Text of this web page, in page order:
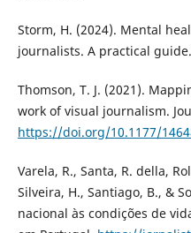
Storm, H. (2024). Mental
journalists. A practical
Thomson, T. J. (2021).
work of visual journalism.
https://doi.org/10.1177/
Varela, R., Santa, R. della,
Silveira, H., Santiago, B., &
nacional às condições de